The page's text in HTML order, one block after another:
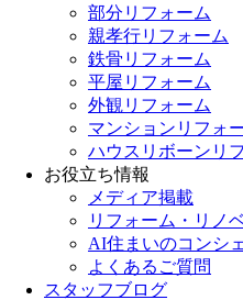
部分リフォーム
親孝行リフォーム
鉄骨リフォーム
平屋リフォーム
外観リフォーム
マンションリフォ
ハウスリボーンリ
お役立ち情報
メディア掲載
リフォーム・リノ
AI住まいのコンシ
よくあるご質問
スタッフブログ